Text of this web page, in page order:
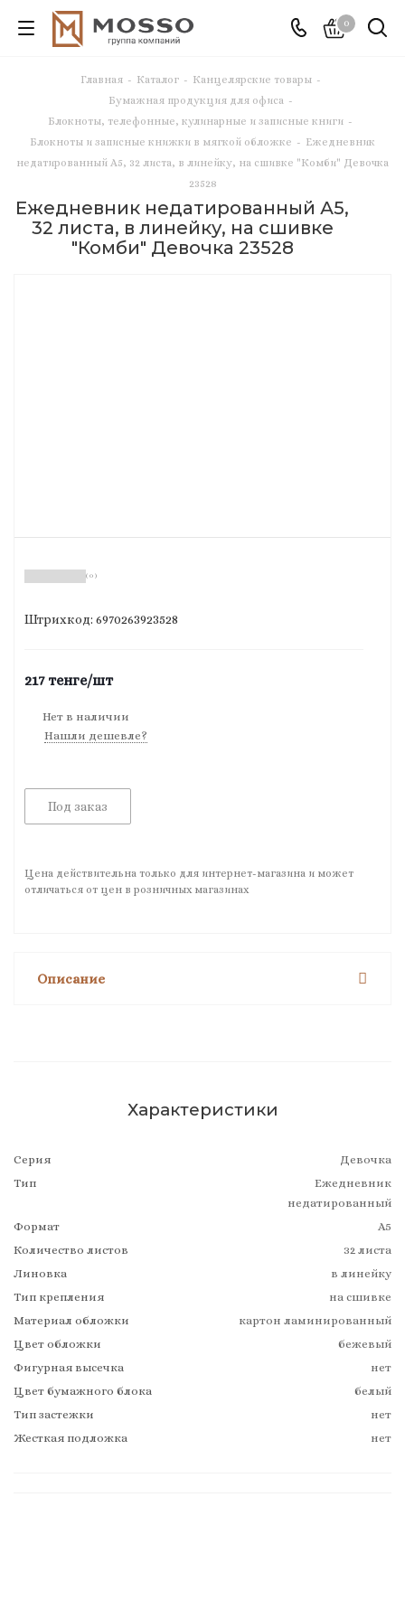
0
Главная - Каталог - Канцелярские товары -
Бумажная продукция для офиса -
Блокноты, телефонные, кулинарные и записные книги -
Блокноты и записные книжки в мягкой обложке - Ежедневник
недатированный А5, 32 листа, в линейку, на сшивке "Комби" Девочка
23528
Ежедневник недатированный А5,
32 листа, в линейку, на сшивке
"Комби" Девочка 23528
( 0 )
Штрихкод: 6970263923528
217тенге/шт
Нет в наличии
Нашли дешевле?
Под заказ
Цена действительна только для интернет-магазина и может
отличаться от цен в розничных магазинах
Описание
Характеристики
Серия
Девочка
Тип
Ежедневник
недатированный
Формат
А5
Количество листов
32 листа
Линовка
в линейку
Тип крепления
на сшивке
Материал обложки
картон ламинированный
Цвет обложки
бежевый
Фигурная высечка
нет
Цвет бумажного блока
белый
Тип застежки
нет
Жесткая подложка
нет